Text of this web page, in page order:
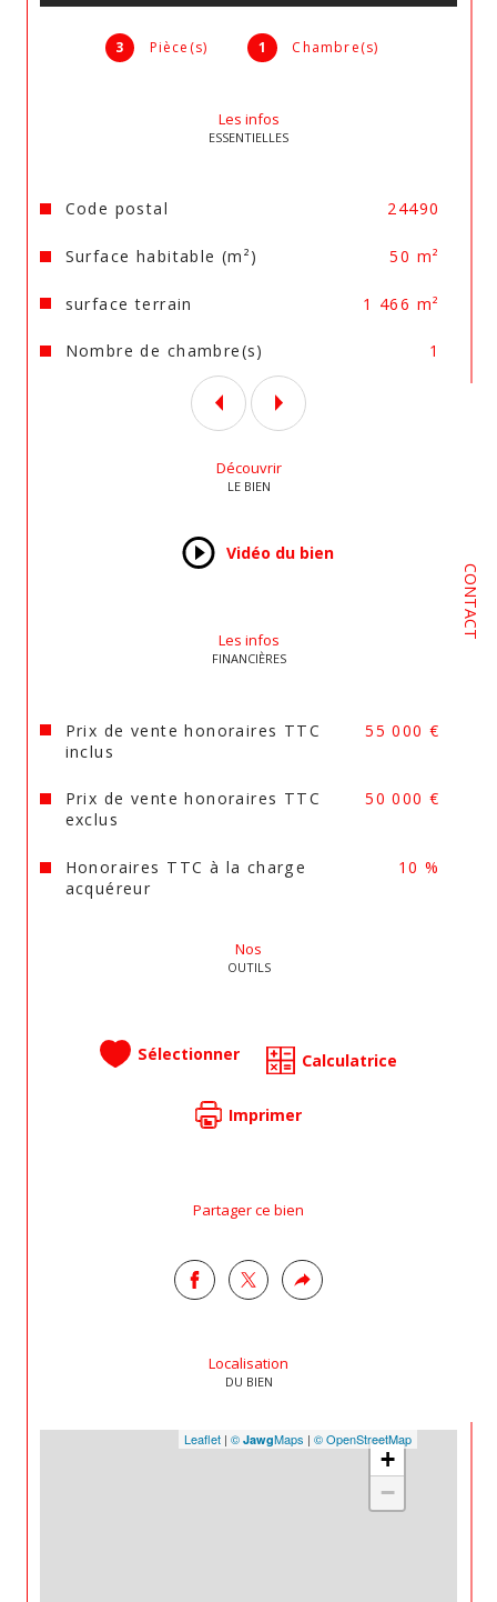
CONTACT
3 Pièce(s) 1 Chambre(s)
Les infos
ESSENTIELLES
Caractéristiques Valeurs
Code postal 24490
Surface habitable (m²) 50 m²
surface terrain 1 466 m²
Nombre de chambre(s) 1
A 2 mns du village avec toutes les
www.agence-immobiliere-dordogne.com
est exposé sont disponibles sur le site
Géorisques
Découvrir
LE BIEN
Vidéo du bien
Les infos
FINANCIÈRES
Prix de vente honoraires TTC
inclus
55 000 €
Prix de vente honoraires TTC
exclus
50 000 €
Honoraires TTC à la charge
acquéreur
10 %
Nos
OUTILS
Sélectionner Calculatrice
Imprimer
Partager ce bien
Localisation
DU BIEN
+
−
Leaflet | © JawgMaps | © OpenStreetMap